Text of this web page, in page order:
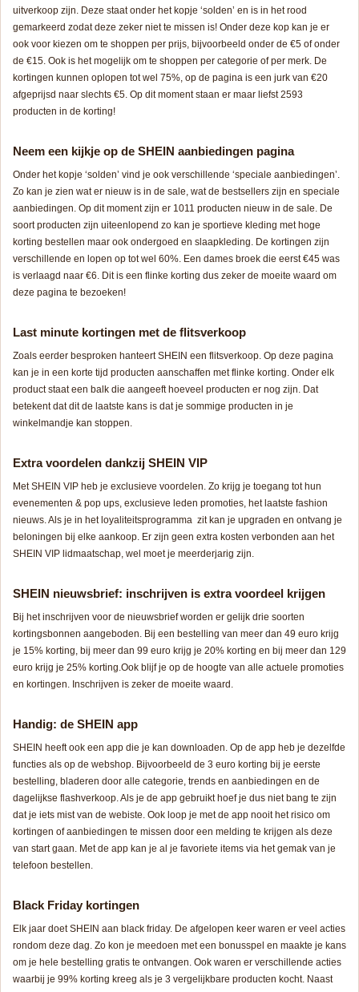
uitverkoop zijn. Deze staat onder het kopje ‘solden’ en is in het rood
gemarkeerd zodat deze zeker niet te missen is! Onder deze kop kan je er
ook voor kiezen om te shoppen per prijs, bijvoorbeeld onder de €5 of onder
de €15. Ook is het mogelijk om te shoppen per categorie of per merk. De
kortingen kunnen oplopen tot wel 75%, op de pagina is een jurk van €20
afgeprijsd naar slechts €5. Op dit moment staan er maar liefst 2593
producten in de korting!
Neem een kijkje op de SHEIN aanbiedingen pagina
Onder het kopje ‘solden’ vind je ook verschillende ‘speciale aanbiedingen’.
Zo kan je zien wat er nieuw is in de sale, wat de bestsellers zijn en speciale
aanbiedingen. Op dit moment zijn er 1011 producten nieuw in de sale. De
soort producten zijn uiteenlopend zo kan je sportieve kleding met hoge
korting bestellen maar ook ondergoed en slaapkleding. De kortingen zijn
verschillende en lopen op tot wel 60%. Een dames broek die eerst €45 was
is verlaagd naar €6. Dit is een flinke korting dus zeker de moeite waard om
deze pagina te bezoeken!
Last minute kortingen met de flitsverkoop
Zoals eerder besproken hanteert SHEIN een flitsverkoop. Op deze pagina
kan je in een korte tijd producten aanschaffen met flinke korting. Onder elk
product staat een balk die aangeeft hoeveel producten er nog zijn. Dat
betekent dat dit de laatste kans is dat je sommige producten in je
winkelmandje kan stoppen.
Extra voordelen dankzij SHEIN VIP
Met SHEIN VIP heb je exclusieve voordelen. Zo krijg je toegang tot hun
evenementen & pop ups, exclusieve leden promoties, het laatste fashion
nieuws. Als je in het loyaliteitsprogramma zit kan je upgraden en ontvang je
beloningen bij elke aankoop. Er zijn geen extra kosten verbonden aan het
SHEIN VIP lidmaatschap, wel moet je meerderjarig zijn.
SHEIN nieuwsbrief: inschrijven is extra voordeel krijgen
Bij het inschrijven voor de nieuwsbrief worden er gelijk drie soorten
kortingsbonnen aangeboden. Bij een bestelling van meer dan 49 euro krijg
je 15% korting, bij meer dan 99 euro krijg je 20% korting en bij meer dan 129
euro krijg je 25% korting.Ook blijf je op de hoogte van alle actuele promoties
en kortingen. Inschrijven is zeker de moeite waard.
Handig: de SHEIN app
SHEIN heeft ook een app die je kan downloaden. Op de app heb je dezelfde
functies als op de webshop. Bijvoorbeeld de 3 euro korting bij je eerste
bestelling, bladeren door alle categorie, trends en aanbiedingen en de
dagelijkse flashverkoop. Als je de app gebruikt hoef je dus niet bang te zijn
dat je iets mist van de webiste. Ook loop je met de app nooit het risico om
kortingen of aanbiedingen te missen door een melding te krijgen als deze
van start gaan. Met de app kan je al je favoriete items via het gemak van je
telefoon bestellen.
Black Friday kortingen
Elk jaar doet SHEIN aan black friday. De afgelopen keer waren er veel acties
rondom deze dag. Zo kon je meedoen met een bonusspel en maakte je kans
om je hele bestelling gratis te ontvangen. Ook waren er verschillende acties
waarbij je 99% korting kreeg als je 3 vergelijkbare producten kocht. Naast